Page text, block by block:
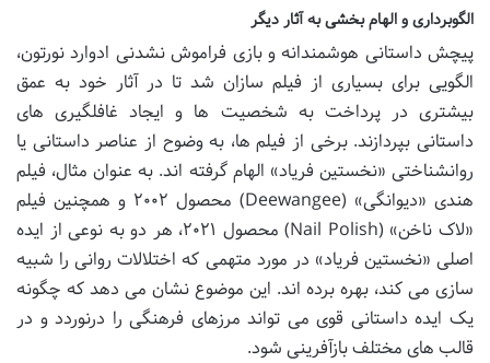
الگوبرداری و الهام بخشی به آثار دیگر
پیچش داستانی هوشمندانه و بازی فراموش نشدنی ادوارد نورتون،
الگویی برای بسیاری از فیلم سازان شد تا در آثار خود به عمق
بیشتری در پرداخت به شخصیت ها و ایجاد غافلگیری های
داستانی بپردازند. برخی از فیلم ها، به وضوح از عناصر داستانی یا
روانشناختی «نخستین فریاد» الهام گرفته اند. به عنوان مثال، فیلم
هندی «دیوانگی» (Deewangee) محصول ۲۰۰۲ و همچنین فیلم
«لاک ناخن» (Nail Polish) محصول ۲۰۲۱، هر دو به نوعی از ایده
اصلی «نخستین فریاد» در مورد متهمی که اختلالات روانی را شبیه
سازی می کند، بهره برده اند. این موضوع نشان می دهد که چگونه
یک ایده داستانی قوی می تواند مرزهای فرهنگی را درنوردد و در
قالب های مختلف بازآفرینی شود.